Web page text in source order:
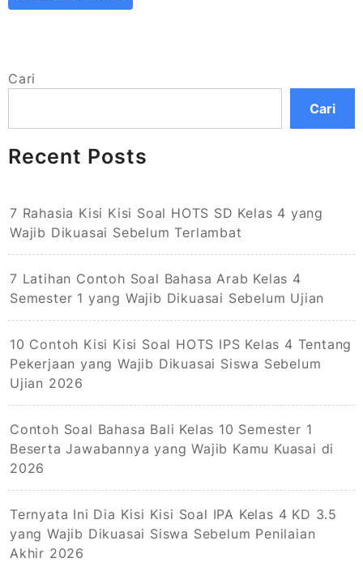
Cari
Cari
Recent Posts
7 Rahasia Kisi Kisi Soal HOTS SD Kelas 4 yang
Wajib Dikuasai Sebelum Terlambat
7 Latihan Contoh Soal Bahasa Arab Kelas 4
Semester 1 yang Wajib Dikuasai Sebelum Ujian
10 Contoh Kisi Kisi Soal HOTS IPS Kelas 4 Tentang
Pekerjaan yang Wajib Dikuasai Siswa Sebelum
Ujian 2026
Contoh Soal Bahasa Bali Kelas 10 Semester 1
Beserta Jawabannya yang Wajib Kamu Kuasai di
2026
Ternyata Ini Dia Kisi Kisi Soal IPA Kelas 4 KD 3.5
yang Wajib Dikuasai Siswa Sebelum Penilaian
Akhir 2026